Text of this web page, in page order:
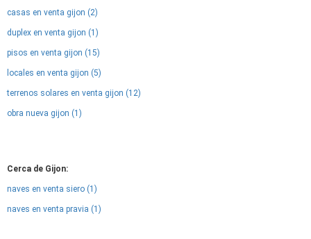
casas en venta gijon (2)
duplex en venta gijon (1)
pisos en venta gijon (15)
locales en venta gijon (5)
terrenos solares en venta gijon (12)
obra nueva gijon (1)
Cerca de Gijon:
naves en venta siero (1)
naves en venta pravia (1)